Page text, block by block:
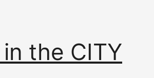
in the CITY